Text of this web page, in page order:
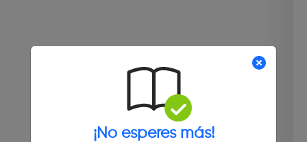
¡No esperes más!